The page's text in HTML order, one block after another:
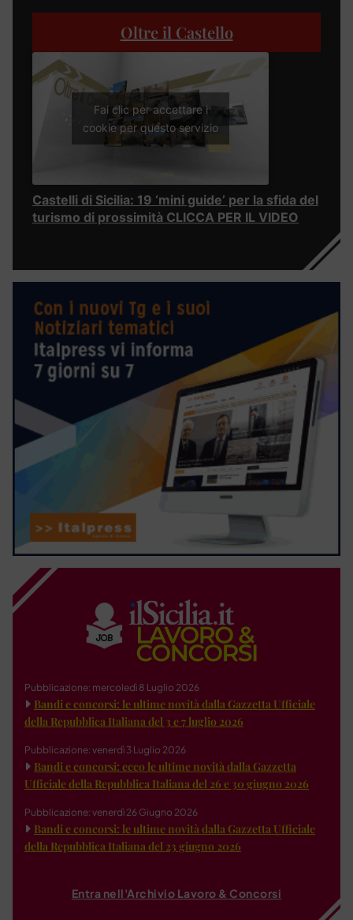
Oltre il Castello
Fai clic per accettare i
cookie per questo servizio
Castelli di Sicilia: 19 ‘mini guide’ per la sfida del
turismo di prossimità CLICCA PER IL VIDEO
Pubblicazione: mercoledì 8 Luglio 2026
Bandi e concorsi: le ultime novità dalla Gazzetta Ufficiale
della Repubblica Italiana del 3 e 7 luglio 2026
Pubblicazione: venerdì 3 Luglio 2026
Bandi e concorsi: ecco le ultime novità dalla Gazzetta
Ufficiale della Repubblica Italiana del 26 e 30 giugno 2026
Pubblicazione: venerdì 26 Giugno 2026
Bandi e concorsi: le ultime novità dalla Gazzetta Ufficiale
della Repubblica Italiana del 23 giugno 2026
Entra nell'Archivio Lavoro & Concorsi